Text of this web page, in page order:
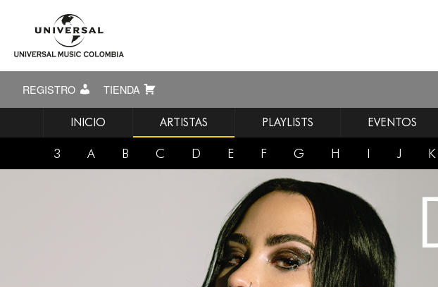
REGISTRO TIENDA
INICIO ARTISTAS PLAYLISTS EVENTOS
3 A B C D E F G H I J K